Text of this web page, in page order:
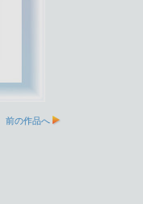
前の作品へ